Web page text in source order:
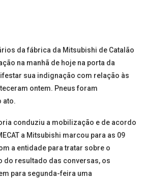
da fábrica da Mitsubishi de Catalão
na manhã de hoje na porta da
sua indignação com relação às
ontem. Pneus foram
ato.
conduziu a mobilização e de acordo
a Mitsubishi marcou para as 09
a entidade para tratar sobre o
do resultado das conversas, os
para segunda-feira uma